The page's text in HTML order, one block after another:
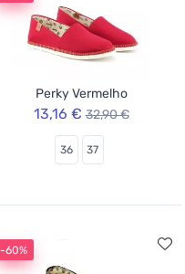
Perky Vermelho
13,16 € 32,90 €
36 37
-60%